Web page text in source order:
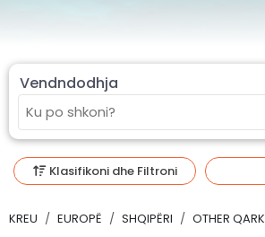
Vendndodhja
Klasifikoni dhe Filtroni
KREU EUROPË SHQIPËRI OTHER QARK